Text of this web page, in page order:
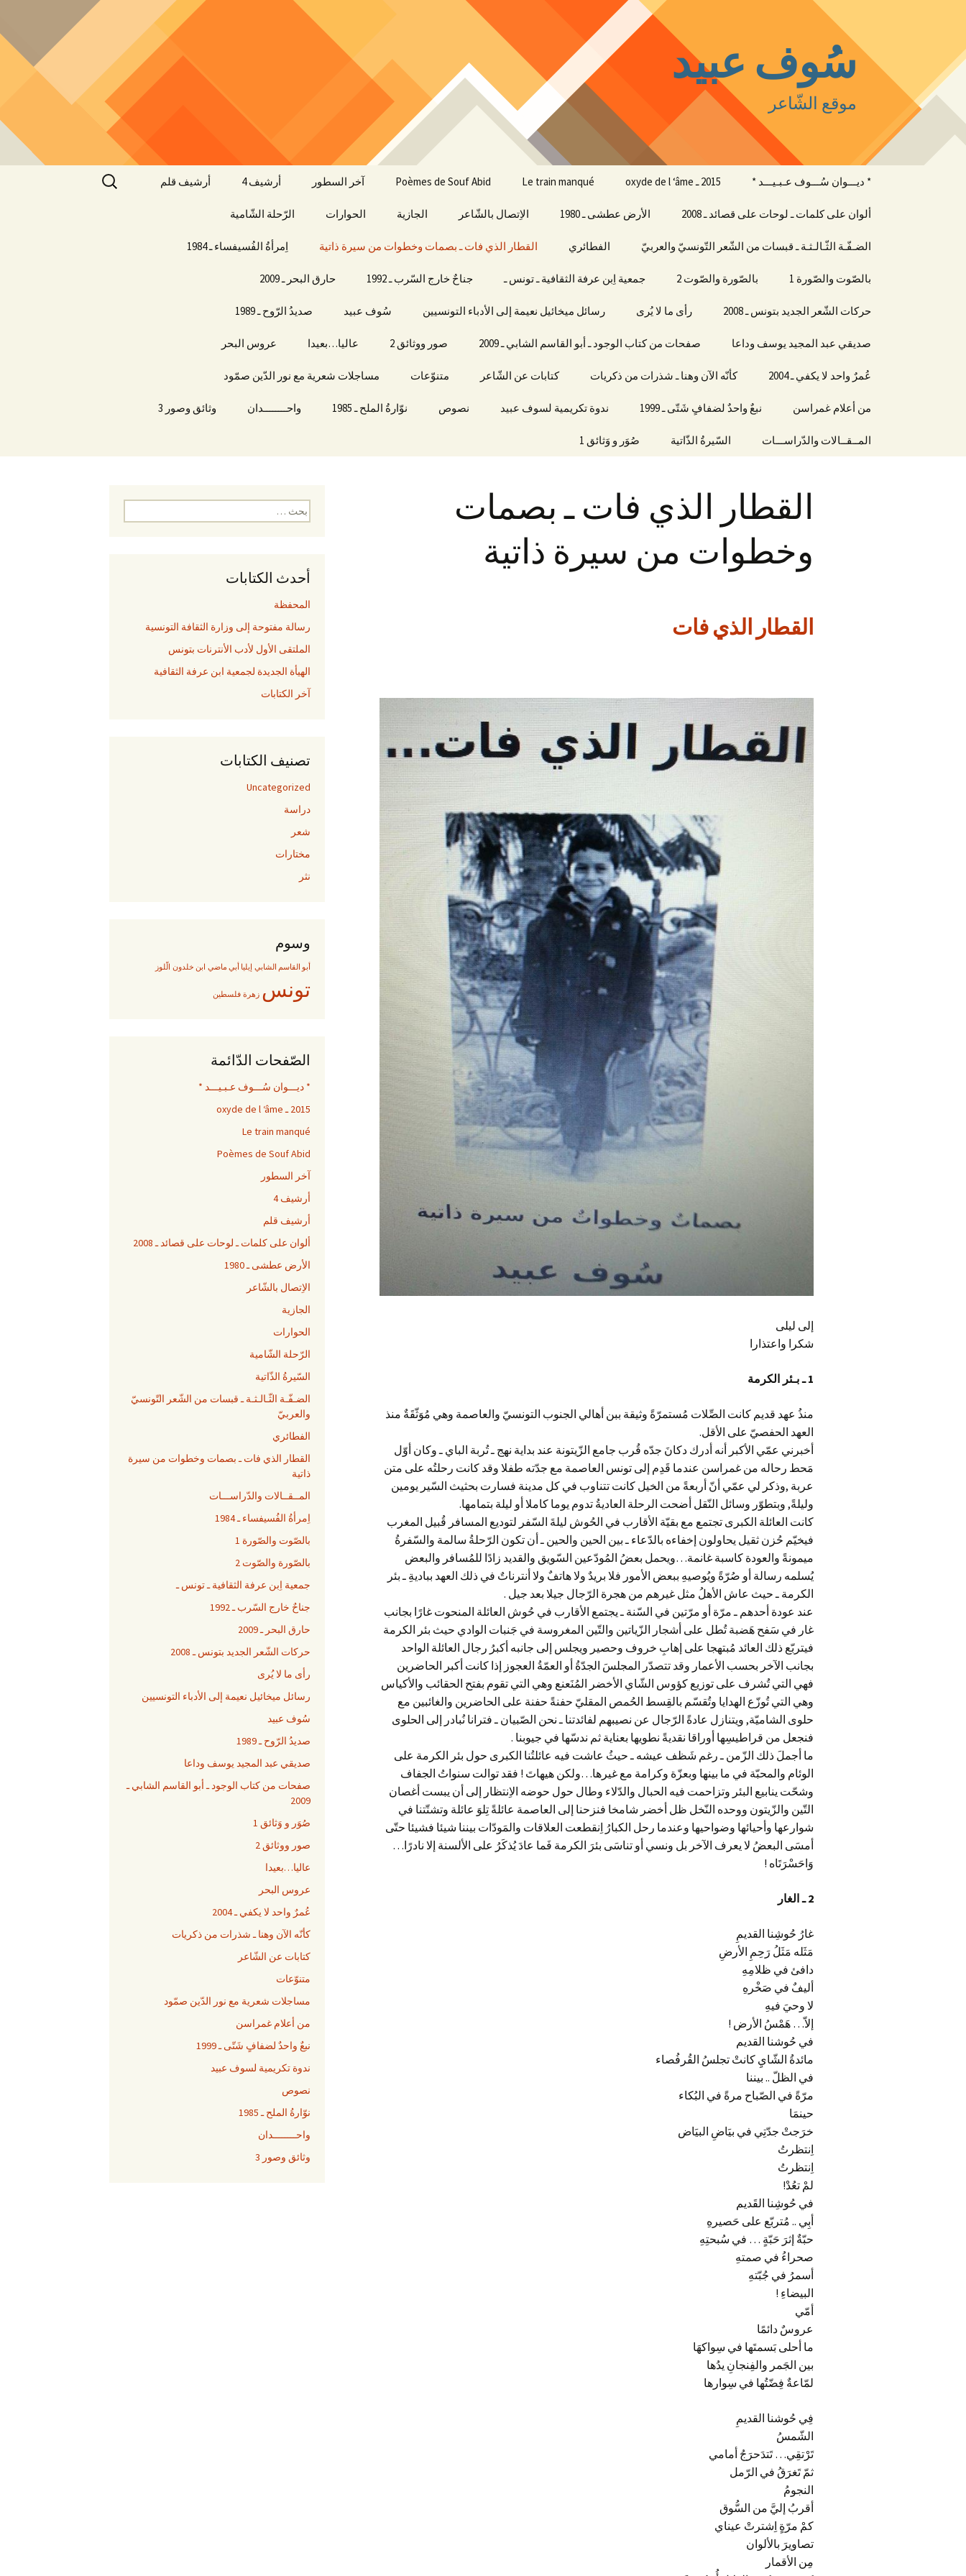
سُوف عبيد
موقع الشّاعر
التجاوز
إلى
المحتوى
* ديـــوان سُـــوف عـبـيـــد * 2015 ـ oxyde de l ‘âme Le train manqué
Poèmes de Souf Abid آخر السطور أرشيف 4 أرشيف قلم
ألوان على كلمات ـ لوحات على قصائد ـ 2008 الأرض عطشى ـ 1980 الاِتصال بالشّاعر الجازية الحوارات الرّحلة الشّامية
الضـفّـة الثّـالـثـة ـ قبسات من الشّعر التّونسيّ والعربيّ الفطائري القطار الذي فات ـ بصمات وخطوات من سيرة ذاتية اِمرأةُ الفُسيفساء ـ 1984
بالصّوت والصّورة 1 بالصّورة والصّوت 2 جمعية اِبن عرفة الثقافية ـ تونس ـ جناحٌ خارج السّرب ـ 1992 حارق البحر ـ 2009
حركات الشّعر الجديد بتونس ـ 2008 رأى ما لا يُرى رسائل ميخائيل نعيمة إلى الأدباء التونسيين سُوف عبيد صديدُ الرّوح ـ 1989
صديقي عبد المجيد يوسف وداعا صفحات من كتاب الوجود ـ أبو القاسم الشابي ـ 2009 صور ووثائق 2 عاليا…بعيدا عروس البحر
عُمرٌ واحد لا يكفي ـ 2004 كأنّه الآن وهنا ـ شذرات من ذكريات كتابات عن الشّاعر متنوّعات مساجلات شعرية مع نور الدّين صمّود
من أعلام غمراسن نبعٌ واحدٌ لضفافٍ شَتّى ـ 1999 ندوة تكريمية لسوف عبيد نصوص نوّارةُ الملح ـ 1985 واحــــــــدان وثائق وصور 3
المــقــالات والدّراســـات السّيرةُ الذّاتية صُوَر و وَثائق 1
البحث
عن:
القطار الذي فات ـ بصمات
وخطوات من سيرة ذاتية
القطار الذي فات
إلى ليلى
شكرا واعتذارا
1 ـ بـئر الكرمة
منذُ عهد قديم كانت الصِّلات مُستمرّةً وثيقة ببن أهالي الجنوب التونسيّ والعاصمة وهي مُوَثّقَةٌ منذ
العهد الحفصيّ على الأقل.
أخبرني عمّي الأكبر أنه أدرك دكانَ جدّه قُرب جامع الزّيتونة عند بداية نهج ـ تُربة الباي ـ وكان أوّل
مَحط رحاله من غمراسن عندما قَدِم إلى تونس العاصمة مع جدّته طفلا وقد كانت رحلتُه على متن
عربة ,وذكر لي عمّي أنّ أربعةً من الخيل كانت تتناوب في كل مدينة فسارت بحثيث السّير يومين
وليلةً, وبتطوّر وسائل النّقل أضحت الرحلة العاديةُ تدوم يوما كاملا أو ليلة بتمامها.
كانت العائلة الكبرى تجتمع مع بقيّة الأقارب في الحُوش ليلةَ السّفر لتوديع المسافر قُبيل المغرب
فيخيّم حُزن ثقيل يحاولون إخفاءه بالدّعاء ـ بين الحين والحين ـ أن تكون الرّحلةُ سالمة والسّفرةُ
ميمونةً والعودة كاسبة غانمة…ويحمل بعضُ المُودّعين السّويق والقديد زادًا للمُسافر والبعض
يُسلمه رسالة أو صُرّةً ويُوصيهِ ببعض الأمور فلا بريدٌ ولا هاتفٌ ولا أنترناتٌ في ذلك العهد بباديةِ ـ بئر
الكرمة ـ حيث عاش الأهلُ مثل غيرهم من هجرة الرّجال جيلا بعد جيل .
عند عودة أحدهم ـ مرّة أو مرّتين في السّنة ـ يجتمع الأقارب في حُوش العائلة المنحوت غارًا بجانب
غار في سَفح هَضبة تُطل على أشجار الزّياتين والتّين المغروسة في جَنبات الوادي حيث بئر الكرمة
فيتربّع ذلك العائد مُبتهجا على إهابِ خروف وحصير ويجلس إلى جانبه أكبرُ رجال العائلة الواحد
بجانب الآخر بحسب الأعمار وقد تتصدّر المجلسَ الجدّةُ أو العمّةُ العجوز إذا كانت أكبر الحاضرين
فهي التي تُشرف على توزيع كؤوس الشّاي الأخضر المُنَعنع وهي التي تقوم بفتح الحقائب والأكياس
وهي التي تُوزّع الهدايا وتُقسّم بالقِسط الحُمص المقليّ حفنةً حفنة على الحاضرين والغائبين مع
حلوى الشاميّة, ويتنازل عادةً الرّجال عن نصيبهم لفائدتنا ـ نحن الصّبيان ـ فترانا نُبادر إلى الحلوى
فنجعل من قراطيسِها أوراقا نقديةً نطويها بعناية ثم ندسّها في جيوبنا .
ما أجملَ ذلك الزّمن ـ رغم شَظف عيشه ـ حيثُ عاشت فيه عائلتُنا الكبرى حول بئر الكرمة على
الوئام والمحبّة في ما بينها وبعزّة وكرامة مع غيرها…ولكن هيهاتَ ! فقد توالت سنواتُ الجفاف
وشحّت ينابيع البئر وتزاحمت فيه الحبال والدّلاء وطال حول حوضه الاِنتظار إلى أن يبست أغصان
التّين والزّيتون ووحده النّخل ظل أخضر شامخا فنزحنا إلى العاصمة عائلةً تِلوَ عائلة وتشتّتنا في
شوارعها وأحيائها وضواحيها وعندما رحل الكبارُ اِنقطعت العلاقات والمَودّات بيننا شيئا فشيئا حتّى
أمسَى البعضُ لا يعرف الآخر بل ونسي أو تناسَى بئرَ الكرمة فَما عادَ يُذكَرُ على الألسنة إلا نادرًا…
وَاحَسْرَتَاه !
2 ـ الغار
غارُ حُوشِنا القديمِ
مَثَله مَثَلُ رَحِمِ الأرضِ
دافئ في ظلامِهِ
أليفٌ في صَخْرهِ
لا وحيَ فيهِ
إلاّ… هَمْسُ الأرض !
في حُوشنا القديم
مائدةُ الشّايِ كانتْ تجلسُ القُرفُصاء
في الظلّ .. بيننا
مرّةً في الصّباح مرةً في البُكاء
حينمَا
خرَجتْ جدّتِي في بيَاضِ البيَاض
اِنتظرتُ
اِنتظرتُ
لمْ تعُدْ!
في حُوشِنا القَديم
أبِي .. مُتربّع على حَصيرهِ
حبّةٌ إثرَ حَبّةٍ … في سُبحتِهِ
صحراءُ في صمتهِ
أسمرُ في جُبّتهِ
البيضاءِ !
أمّي
عروسٌ دائمًا
ما أحلى بَسمتَها في سِواكهَا
بين الجَمر والفِنجانِ يدُها
لمّاعةٌ فِضّتُها في سِوارها
فِي حُوشنا القديمِ
الشّمسُ
تَرْتقِي… تَتدَحرَجُ أمامي
ثمّ تَغرَقُ في الرّمل
النجومُ
أقربُ إليَّ من السُّوق
كمْ مرّةٍ اِشترتْ عيناي
تصاويرَ بالألوان
مِن الأقمار
ل
ث
ع
ن
:
أحدث الكتابات
المحفظة
رسالة مفتوحة إلى وزارة الثقافة التونسية
الملتقى الأول لأدب الأنترنات بتونس
الهيأة الجديدة لجمعية ابن عرفة الثقافية
آخر الكتابات
تصنيف الكتابات
Uncategorized
دراسة
شعر
مختارات
نثر
وسوم
أبو القاسم الشابي إيليا أبي ماضي ابن خلدون الّلوز
تونس زهرة فلسطين
الصّفحات الدّائمة
* ديـــوان سُـــوف عـبـيـــد *
2015 ـ oxyde de l ‘âme
Le train manqué
Poèmes de Souf Abid
آخر السطور
أرشيف 4
أرشيف قلم
ألوان على كلمات ـ لوحات على قصائد ـ 2008
الأرض عطشى ـ 1980
الاِتصال بالشّاعر
الجازية
الحوارات
الرّحلة الشّامية
السّيرةُ الذّاتية
الضـفّـة الثّـالـثـة ـ قبسات من الشّعر التّونسيّ
والعربيّ
الفطائري
القطار الذي فات ـ بصمات وخطوات من سيرة
ذاتية
المــقــالات والدّراســـات
اِمرأةُ الفُسيفساء ـ 1984
بالصّوت والصّورة 1
بالصّورة والصّوت 2
جمعية اِبن عرفة الثقافية ـ تونس ـ
جناحٌ خارج السّرب ـ 1992
حارق البحر ـ 2009
حركات الشّعر الجديد بتونس ـ 2008
رأى ما لا يُرى
رسائل ميخائيل نعيمة إلى الأدباء التونسيين
سُوف عبيد
صديدُ الرّوح ـ 1989
صديقي عبد المجيد يوسف وداعا
صفحات من كتاب الوجود ـ أبو القاسم الشابي ـ
2009
صُوَر و وَثائق 1
صور ووثائق 2
عاليا…بعيدا
عروس البحر
عُمرٌ واحد لا يكفي ـ 2004
كأنّه الآن وهنا ـ شذرات من ذكريات
كتابات عن الشّاعر
متنوّعات
مساجلات شعرية مع نور الدّين صمّود
من أعلام غمراسن
نبعٌ واحدٌ لضفافٍ شَتّى ـ 1999
ندوة تكريمية لسوف عبيد
نصوص
نوّارةُ الملح ـ 1985
واحــــــــدان
وثائق وصور 3